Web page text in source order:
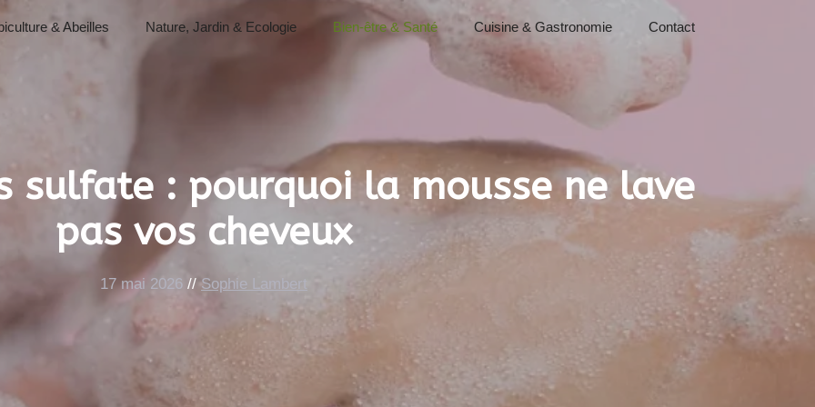
& Abeilles Nature, Jardin & Ecologie Bien-être & Santé Cuisine & Gastronomie Contact
sulfate : pourquoi la mousse ne lave
pas vos cheveux
17 mai 2026 // Sophie Lambert